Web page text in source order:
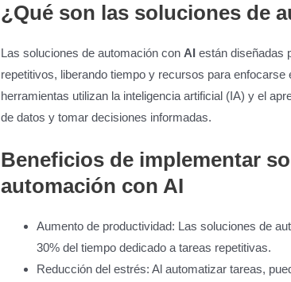
¿Qué son las soluciones de
Las soluciones de automación con AI están diseñadas
repetitivos, liberando tiempo y recursos para
herramientas utilizan la inteligencia artificial (IA) y el
de datos y tomar decisiones informadas.
Beneficios de implementar
automación con AI
Aumento de productividad: Las soluciones de
30% del tiempo dedicado a tareas repetitivas.
Reducción del estrés: Al automatizar tareas,